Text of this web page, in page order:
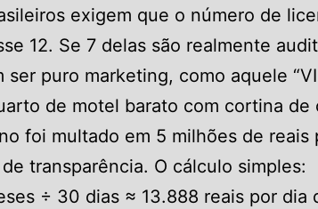
exigem que o número de
12. Se 7 delas são realmente
ser puro marketing, como aquele
de motel barato com cortina de
foi multado em 5 milhões de reais
transparência. O cálculo simples:
÷ 30 dias ≈ 13.888 reais por dia